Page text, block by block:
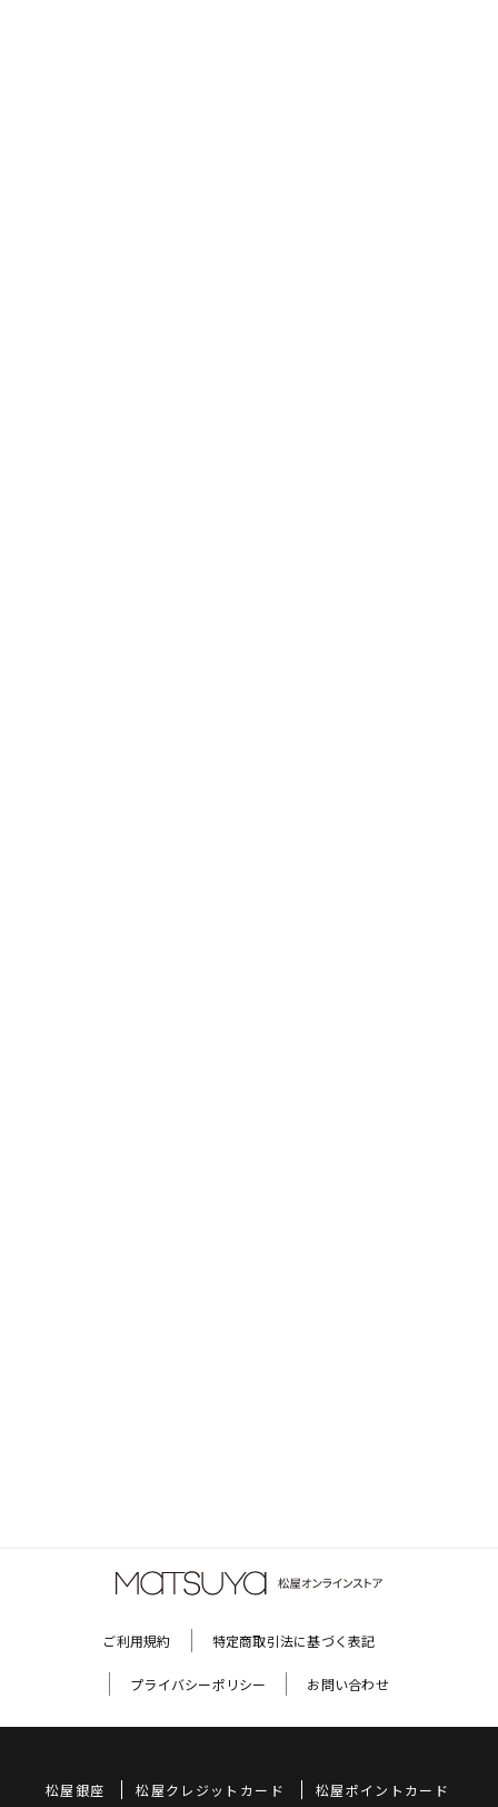
ご利用規約 特定商取引法に基づく表記
プライバシーポリシー お問い合わせ
松屋銀座 松屋クレジットカード 松屋ポイントカード